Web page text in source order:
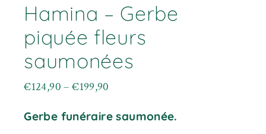
Hamina – Gerbe
piquée fleurs
saumonées
€124,90 –€199,90
Plage
prix :
€124,90
Gerbe funéraire saumonée.